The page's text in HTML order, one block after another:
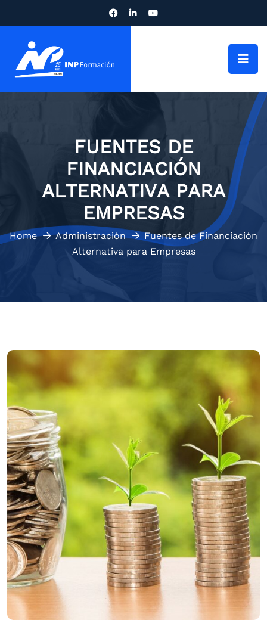
FUENTES DE
FINANCIACIÓN
ALTERNATIVA PARA
EMPRESAS
Home Administración
Fuentes de Financiación
Alternativa para Empresas